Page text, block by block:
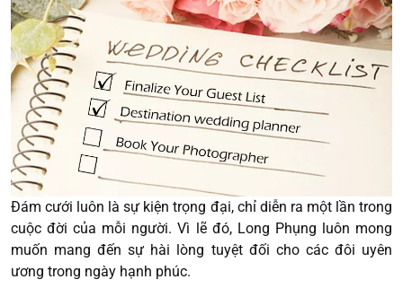
Đám cưới luôn là sự kiện trọng đại, chỉ diễn ra một lần trong
cuộc đời của mỗi người. Vì lẽ đó, Long Phụng luôn mong
muốn mang đến sự hài lòng tuyệt đối cho các đôi uyên
ương trong ngày hạnh phúc.